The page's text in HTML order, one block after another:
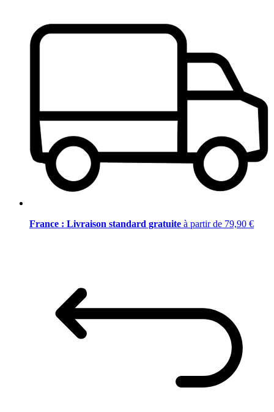
France : Livraison standard gratuite à partir de 79,90 €